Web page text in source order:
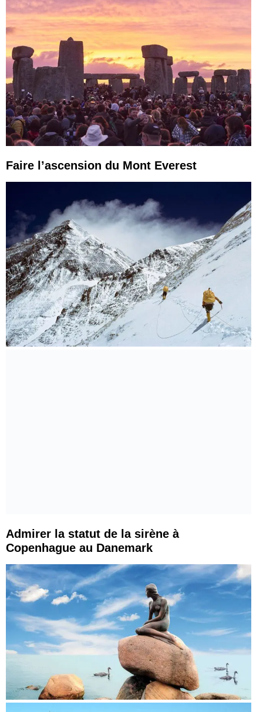
Faire l’ascension du Mont Everest
Admirer la statut de la sirène à
Copenhague au Danemark